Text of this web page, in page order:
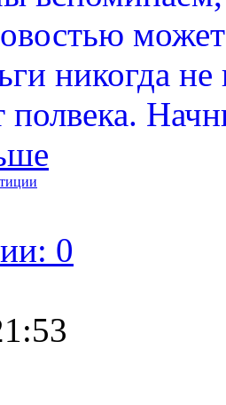
может
никогда
полвека.
0